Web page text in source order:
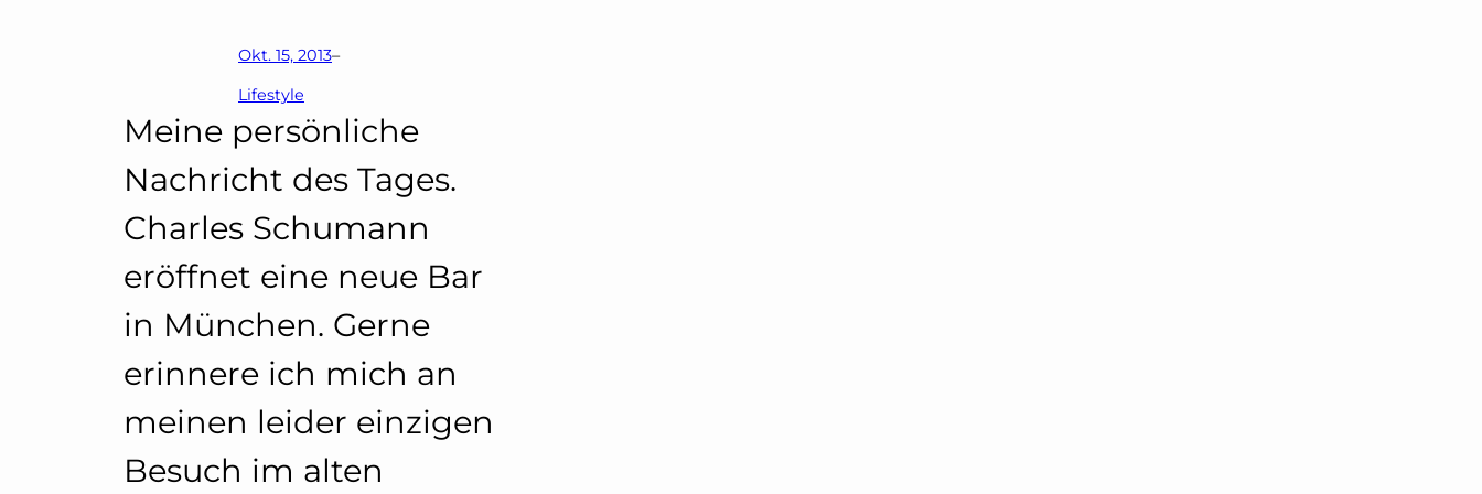
Okt. 15, 2013–
Lifestyle
Meine persönliche
Nachricht des Tages.
Charles Schumann
eröffnet eine neue Bar
in München. Gerne
erinnere ich mich an
meinen leider einzigen
Besuch im alten